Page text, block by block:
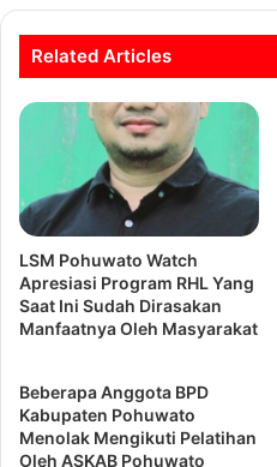
Related Articles
LSM Pohuwato Watch
Apresiasi Program RHL Yang
Saat Ini Sudah Dirasakan
Manfaatnya Oleh Masyarakat
Beberapa Anggota BPD
Kabupaten Pohuwato
Menolak Mengikuti Pelatihan
Oleh ASKAB Pohuwato